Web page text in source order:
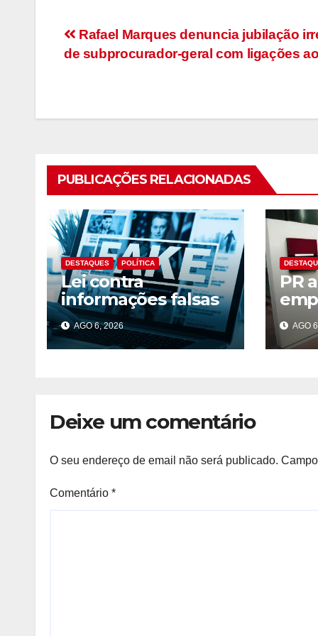
Navegação
Rafael Marques denuncia jubilação
de subprocurador-geral com ligações
PUBLICAÇÕES RELACIONADAS
DESTAQUES POLÍTICA
Lei contra
informações falsas
já está em vigor:
Penas podem
chegar aos 10 anos
AGO 6, 2026
PR
com
AGO
Deixe um comentário
O seu endereço de email não será publicado.
Comentário *